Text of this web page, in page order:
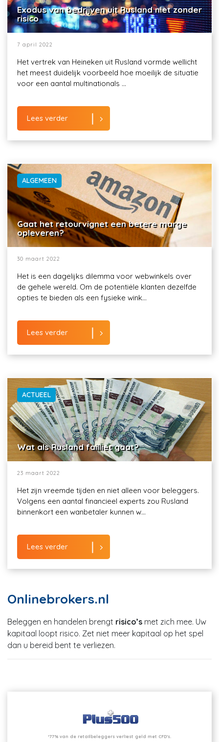
Exodus van bedrijven uit Rusland niet zonder
risico
7 april 2022
Het vertrek van Heineken uit Rusland vormde wellicht
het meest duidelijk voorbeeld hoe moeilijk de situatie
voor een aantal multinationals ...
Lees verder
ALGEMEEN
Gaat het retourvignet een betere marge
opleveren?
30 maart 2022
Het is een dagelijks dilemma voor webwinkels over
de gehele wereld. Om de potentiële klanten dezelfde
opties te bieden als een fysieke wink...
Lees verder
ACTUEEL
Wat als Rusland failliet gaat?
23 maart 2022
Het zijn vreemde tijden en niet alleen voor beleggers.
Volgens een aantal financieel experts zou Rusland
binnenkort een wanbetaler kunnen w...
Lees verder
Onlinebrokers.nl
Beleggen en handelen brengt risico’s met zich mee. Uw
kapitaal loopt risico. Zet niet meer kapitaal op het spel
dan u bereid bent te verliezen.
*77% van de retailbeleggers verliest geld met CFD’s.